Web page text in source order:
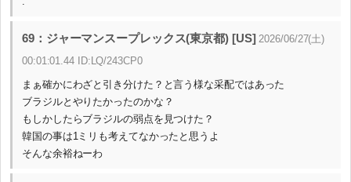
69：ジャーマンスープレックス(東京都) [US] 2026/06/27(土)
00:01:01.44 ID:LQ/243CP0
まぁ確かにわざと引き分けた？と言う様な采配ではあった
ブラジルとやりたかったのかな？
もしかしたらブラジルの弱点を見つけた？
韓国の事は1ミリも考えてなかったと思うよ
そんな余裕ねーわ